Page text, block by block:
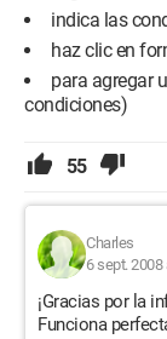
indica las
haz clic en
para agregar
condiciones)
55
Charles
6 sept. 2008
¡Gracias por la
Funciona